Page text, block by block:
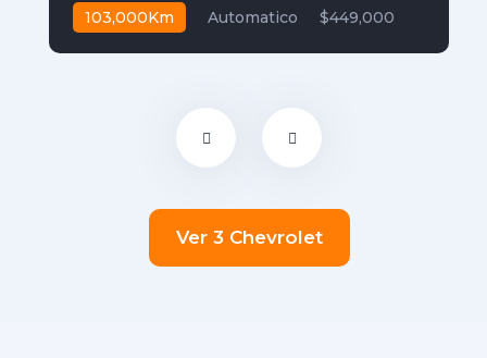
103,000Km Automatico $449,000
Ver 3 Chevrolet